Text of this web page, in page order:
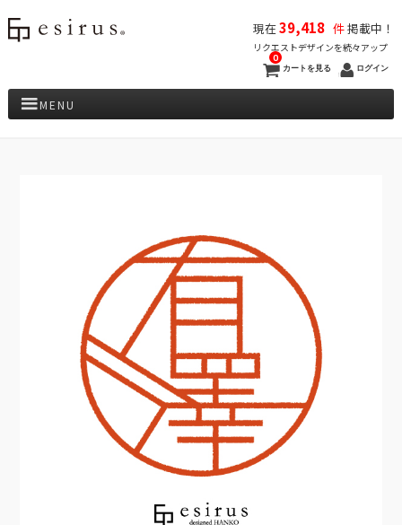
現在39,418 件掲載中！
リクエストデザインを続々アップ
カートを見る
0
ログイン
MENU